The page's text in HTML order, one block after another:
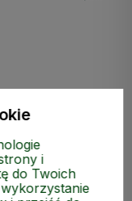
i
do Twoich